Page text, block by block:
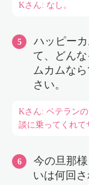
Kさん: なし。
ハッピー
て、どん
ムカムな
さい。
Kさん: ベテラン
談に乗ってくれて
今の旦那
いは何回